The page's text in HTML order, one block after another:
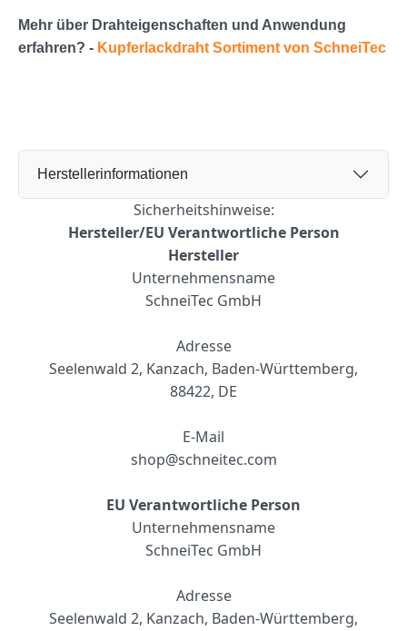
Mehr über Drahteigenschaften und Anwendung
erfahren? - Kupferlackdraht Sortiment von SchneiTec
Herstellerinformationen
Sicherheitshinweise:
Hersteller/EU Verantwortliche Person
Hersteller
Unternehmensname
SchneiTec GmbH
Adresse
Seelenwald 2, Kanzach, Baden-Württemberg,
88422, DE
E-Mail
shop@schneitec.com
EU Verantwortliche Person
Unternehmensname
SchneiTec GmbH
Adresse
Seelenwald 2, Kanzach, Baden-Württemberg,